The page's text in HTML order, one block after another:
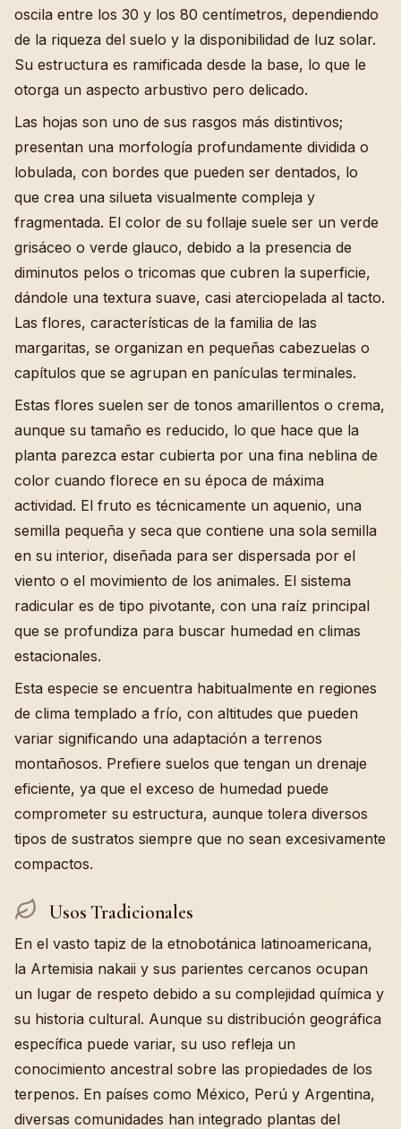
oscila entre los 30 y los 80 centímetros, dependiendo
de la riqueza del suelo y la disponibilidad de luz solar.
Su estructura es ramificada desde la base, lo que le
otorga un aspecto arbustivo pero delicado.
Las hojas son uno de sus rasgos más distintivos;
presentan una morfología profundamente dividida o
lobulada, con bordes que pueden ser dentados, lo
que crea una silueta visualmente compleja y
fragmentada. El color de su follaje suele ser un verde
grisáceo o verde glauco, debido a la presencia de
diminutos pelos o tricomas que cubren la superficie,
dándole una textura suave, casi aterciopelada al tacto.
Las flores, características de la familia de las
margaritas, se organizan en pequeñas cabezuelas o
capítulos que se agrupan en panículas terminales.
Estas flores suelen ser de tonos amarillentos o crema,
aunque su tamaño es reducido, lo que hace que la
planta parezca estar cubierta por una fina neblina de
color cuando florece en su época de máxima
actividad. El fruto es técnicamente un aquenio, una
semilla pequeña y seca que contiene una sola semilla
en su interior, diseñada para ser dispersada por el
viento o el movimiento de los animales. El sistema
radicular es de tipo pivotante, con una raíz principal
que se profundiza para buscar humedad en climas
estacionales.
Esta especie se encuentra habitualmente en regiones
de clima templado a frío, con altitudes que pueden
variar significando una adaptación a terrenos
montañosos. Prefiere suelos que tengan un drenaje
eficiente, ya que el exceso de humedad puede
comprometer su estructura, aunque tolera diversos
tipos de sustratos siempre que no sean excesivamente
compactos.
Usos Tradicionales
En el vasto tapiz de la etnobotánica latinoamericana,
la Artemisia nakaii y sus parientes cercanos ocupan
un lugar de respeto debido a su complejidad química y
su historia cultural. Aunque su distribución geográfica
específica puede variar, su uso refleja un
conocimiento ancestral sobre las propiedades de los
terpenos. En países como México, Perú y Argentina,
diversas comunidades han integrado plantas del